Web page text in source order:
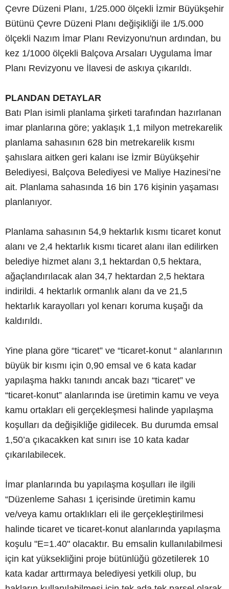
Çevre Düzeni Planı, 1/25.000 ölçekli İzmir Büyükşehir
Bütünü Çevre Düzeni Planı değişikliği ile 1/5.000
ölçekli Nazım İmar Planı Revizyonu'nun ardından, bu
kez 1/1000 ölçekli Balçova Arsaları Uygulama İmar
Planı Revizyonu ve İlavesi de askıya çıkarıldı.
PLANDAN DETAYLAR
Batı Plan isimli planlama şirketi tarafından hazırlanan
imar planlarına göre; yaklaşık 1,1 milyon metrekarelik
planlama sahasının 628 bin metrekarelik kısmı
şahıslara aitken geri kalanı ise İzmir Büyükşehir
Belediyesi, Balçova Belediyesi ve Maliye Hazinesi’ne
ait. Planlama sahasında 16 bin 176 kişinin yaşaması
planlanıyor.
Planlama sahasının 54,9 hektarlık kısmı ticaret konut
alanı ve 2,4 hektarlık kısmı ticaret alanı ilan edilirken
belediye hizmet alanı 3,1 hektardan 0,5 hektara,
ağaçlandırılacak alan 34,7 hektardan 2,5 hektara
indirildi. 4 hektarlık ormanlık alanı da ve 21,5
hektarlık karayolları yol kenarı koruma kuşağı da
kaldırıldı.
Yine plana göre “ticaret” ve “ticaret-konut “ alanlarının
büyük bir kısmı için 0,90 emsal ve 6 kata kadar
yapılaşma hakkı tanındı ancak bazı “ticaret” ve
“ticaret-konut” alanlarında ise üretimin kamu ve veya
kamu ortakları eli gerçekleşmesi halinde yapılaşma
koşulları da değişikliğe gidilecek. Bu durumda emsal
1,50’a çıkacakken kat sınırı ise 10 kata kadar
çıkarılabilecek.
İmar planlarında bu yapılaşma koşulları ile ilgili
“Düzenleme Sahası 1 içerisinde üretimin kamu
ve/veya kamu ortaklıkları eli ile gerçekleştirilmesi
halinde ticaret ve ticaret-konut alanlarında yapılaşma
koşulu "E=1.40" olacaktır. Bu emsalin kullanılabilmesi
için kat yüksekliğini proje bütünlüğü gözetilerek 10
kata kadar arttırmaya belediyesi yetkili olup, bu